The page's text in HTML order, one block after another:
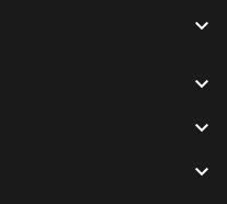



